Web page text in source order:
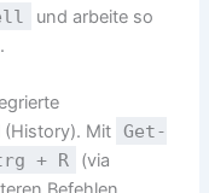
und arbeite so
(History). Mit
Get-
+ R
(via